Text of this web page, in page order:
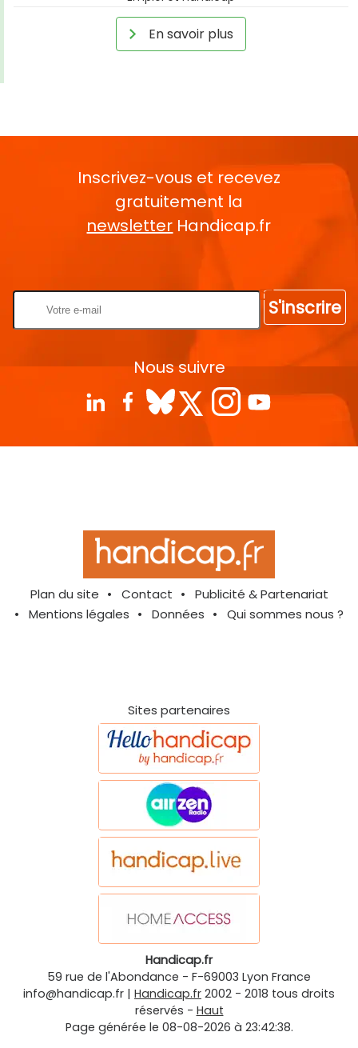
En savoir plus
Inscrivez-vous et recevez
gratuitement la
newsletter Handicap.fr
S'inscrire
Nous suivre
Plan du site Contact
Publicité & Partenariat
Mentions légales
Données Qui sommes nous ?
Sites partenaires
Handicap.fr
59 rue de l'Abondance - F-69003 Lyon France
info@handicap.fr | Handicap.fr 2002 - 2018 tous droits
réservés - Haut
Page générée le 08-08-2026 à 23:42:38.